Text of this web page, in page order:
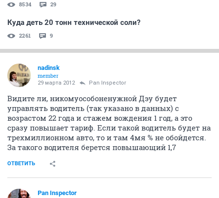
8534 29
Куда деть 20 тонн технической соли?
2261 9
nadinsk
member
29 марта 2012 Pan Inspector
Видите ли, никомуособоненужной Дэу будет
управлять водитель (так указано в данных) с
возрастом 22 года и стажем вождения 1 год, а это
сразу повышает тариф. Если такой водитель будет на
трехмиллионном авто, то и там 4мя % не обойдется.
За такого водителя берется повышающий 1,7
ОТВЕТИТЬ
Pan Inspector